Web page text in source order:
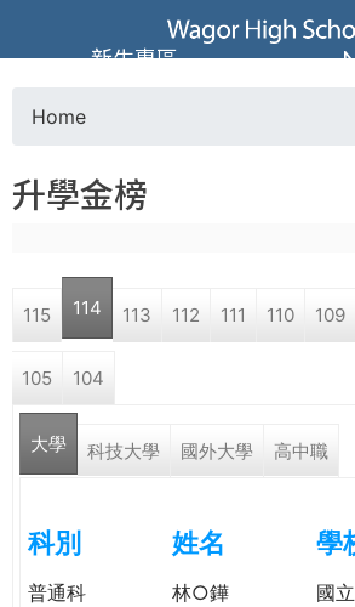
Jump to navigation
葳
格
高
學
o
a
r
e
e
Home
升學金榜
115 114 113 112 111 110 109
105 104
大學 科技大學 國外大學 高中職
科別 姓名 學
普通科 林○鏵
國
新生專區